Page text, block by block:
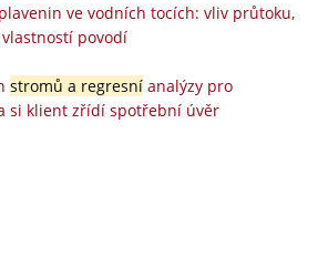
ve vodních tocích: vliv průtoku,
vlastností povodí
stromů a regresníanalýzy pro
si klient zřídí spotřební úvěr